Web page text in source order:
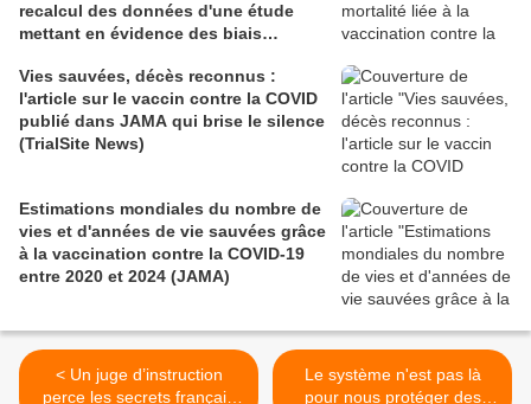
recalcul des données d'une étude
mettant en évidence des biais
Vies sauvées, décès reconnus :
l'article sur le vaccin contre la COVID
publié dans JAMA qui brise le silence
(TrialSite News)
Estimations mondiales du nombre de
vies et d'années de vie sauvées grâce
à la vaccination contre la COVID-19
entre 2020 et 2024 (JAMA)
< Un juge d’instruction
perce les secrets français
Le système n'est pas là
pour nous protéger des